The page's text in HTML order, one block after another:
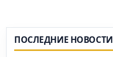
ПОСЛЕДНИЕ НОВОСТИ